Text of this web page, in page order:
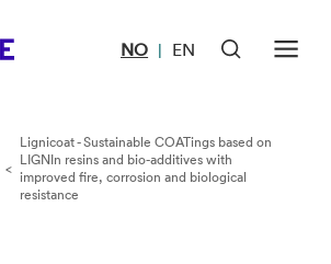
NO | EN
<
Lignicoat - Sustainable COATings based on
LIGNIn resins and bio-additives with
improved fire, corrosion and biological
resistance